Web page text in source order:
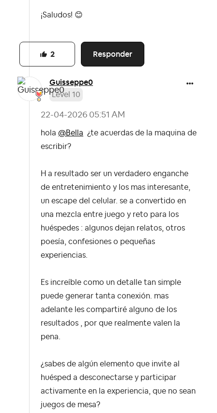
¡Saludos! 😊
Responder
2
Guisseppe0
Level 10
‎22-04-2026 05:51 AM
hola @Bella ¿te acuerdas de la maquina de
escribir?
H a resultado ser un verdadero enganche
de entretenimiento y los mas interesante,
un escape del celular. se a convertido en
una mezcla entre juego y reto para los
huéspedes : algunos dejan relatos, otros
poesía, confesiones o pequeñas
experiencias.
Es increíble como un detalle tan simple
puede generar tanta conexión. mas
adelante les compartiré alguno de los
resultados , por que realmente valen la
pena.
¿sabes de algún elemento que invite al
huésped a desconectarse y participar
activamente en la experiencia, que no sean
juegos de mesa?